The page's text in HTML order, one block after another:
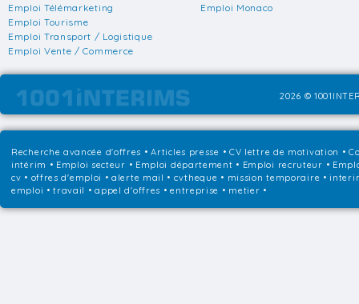
Emploi Télémarketing
Emploi Tourisme
Emploi Transport / Logistique
Emploi Vente / Commerce
Emploi Monaco
2026 ©
Recherche avancée d'offres •Articles presse • CV lettre de motivation •
intérim • Emploi secteur • Emploi département • Emploi recruteur •
cv • offres d'emploi • alerte mail • cvtheque • mission temporaire •
emploi • travail • appel d'offres • entreprise • metier •